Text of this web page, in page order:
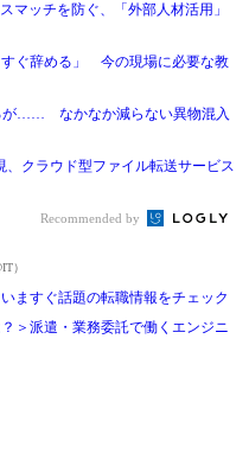
マッチを防ぐ、「外部人材活用」
すぐ辞める」 今の現場に必要な教
が…… なかなか減らない異物混入
、クラウド型ファイル転送サービス
Recommended by
）
ますぐ話題の転職情報をチェック
＞派遣・業務委託で働くエンジニ